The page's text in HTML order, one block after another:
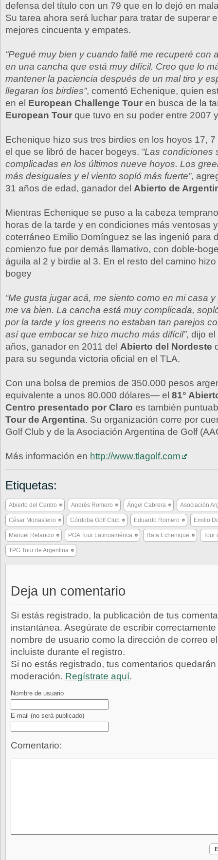
defensa del título con un 79 que en lo dejó en
Su tarea ahora será luchar para tratar de superar
mejores cincuenta y empates.
“Pegué muy bien y cuando fallé me recuperé con
en una cancha que está muy difícil. Creo que lo
mantener la paciencia después de un mal tiro y
llegaran los birdies”, comentó Echenique, quien
en el European Challenge Tour en busca de la
European Tour que tuvo en su poder entre 2007
Echenique hizo sus tres birdies en los hoyos 17,
el que se libró de hacer bogeys. “Las condiciones
complicadas en los últimos nueve hoyos. Los
más desiguales y el viento sopló más fuerte”,
31 años de edad, ganador del Abierto de
Mientras Echenique se puso a la cabeza
horas de la tarde y en condiciones más ventosas
coterráneo Emilio Domínguez se las ingenió para
comienzo fue por demás llamativo, con doble-
águila al 2 y birdie al 3. En el resto del camino
bogey
“Me gusta jugar acá, me siento como en mi casa
me va bien. La cancha está muy complicada,
por la tarde y los greens no estaban tan parejos
así que embocar se hizo mucho más difícil”, dijo
años, ganador en 2011 del Abierto del Nordeste
para su segunda victoria oficial en el TLA.
Con una bolsa de premios de 350.000 pesos
equivalente a unos 80.000 dólares— el 81°
Centro presentado por Claro es también
Tour de Argentina. Su organización corre por
Golf Club y de la Asociación Argentina de Golf
Más información en http://www.tlagolf.com
Etiquetas:
Abierto del Centro Andrés Romero Ángel Cabrera Asociación
César Monasterio Córdoba Golf Club Eduardo Romero Emilio
Manuel Relancio PGA Tour Latinoamérica Rafa Echenique Tour
TPG Tour de Argentina
Deja un comentario
Si estás registrado, la publicación de tus
instantánea. Asegúrate de escribir
nombre de usuario como la dirección de correo
incluiste durante el registro.
Si no estás registrado, tus comentarios
moderación. Regístrate aquí.
Nombre de usuario
E-mail (no será publicado)
Comentario: